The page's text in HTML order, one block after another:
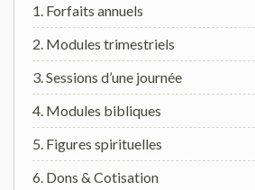
1. Forfaits annuels
2. Modules trimestriels
3. Sessions d’une journée
4. Modules bibliques
5. Figures spirituelles
6. Dons & Cotisation